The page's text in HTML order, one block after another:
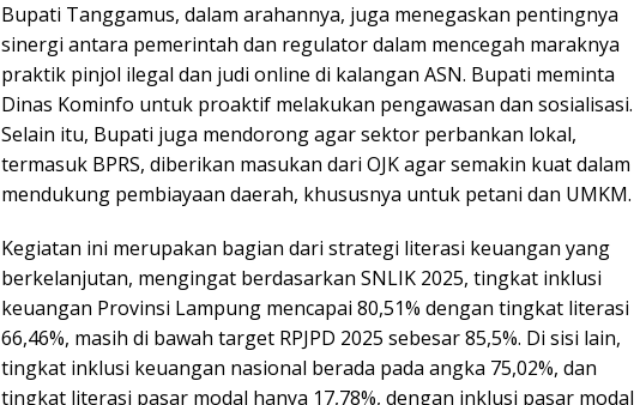
Bupati Tanggamus, dalam arahannya, juga menegaskan pentingnya
sinergi antara pemerintah dan regulator dalam mencegah maraknya
praktik pinjol ilegal dan judi online di kalangan ASN. Bupati meminta
Dinas Kominfo untuk proaktif melakukan pengawasan dan sosialisasi.
Selain itu, Bupati juga mendorong agar sektor perbankan lokal,
termasuk BPRS, diberikan masukan dari OJK agar semakin kuat dalam
mendukung pembiayaan daerah, khususnya untuk petani dan UMKM.
Kegiatan ini merupakan bagian dari strategi literasi keuangan yang
berkelanjutan, mengingat berdasarkan SNLIK 2025, tingkat inklusi
keuangan Provinsi Lampung mencapai 80,51% dengan tingkat literasi
66,46%, masih di bawah target RPJPD 2025 sebesar 85,5%. Di sisi lain,
tingkat inklusi keuangan nasional berada pada angka 75,02%, dan
tingkat literasi pasar modal hanya 17,78%, dengan inklusi pasar modal